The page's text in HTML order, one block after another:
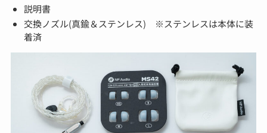
説明書
交換ノズル(真鍮＆ステンレス) ※ステンレスは本体に装
着済